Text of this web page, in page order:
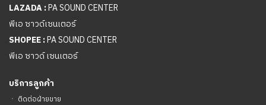
LAZADA :PA SOUND CENTER
พีเอ ซาวด์เซนเตอร์
SHOPEE :PA SOUND CENTER
พีเอ ซาวด์ เซนเตอร์
บริการลูกค้า
ㆍ ติดต่อฝ่ายขาย